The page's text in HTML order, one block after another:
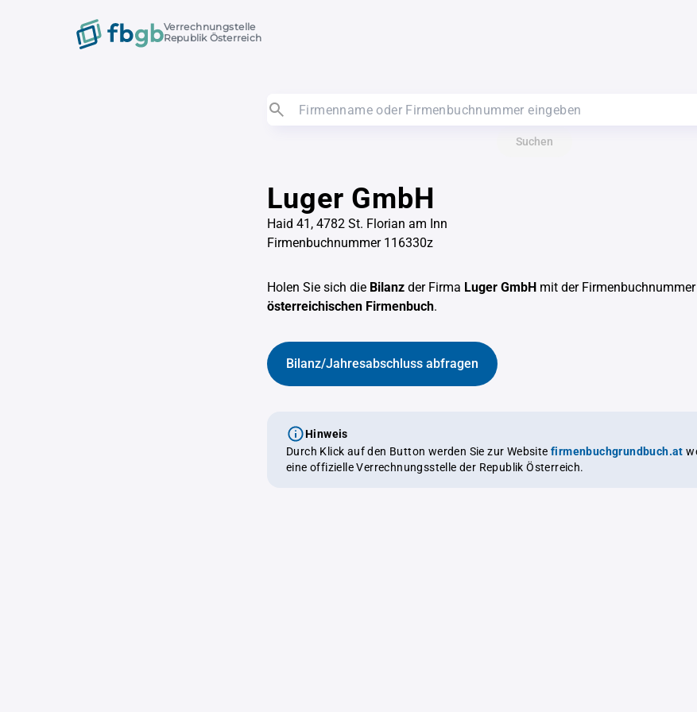
Verrechnungstelle
Republik Österreich
Suchen
Luger GmbH
Haid 41, 4782 St. Florian am Inn
Firmenbuchnummer 116330z
Holen Sie sich die Bilanz der Firma Luger GmbH mit der Firmenbuchnummer
österreichischen Firmenbuch.
Bilanz/Jahresabschluss abfragen
Hinweis
Durch Klick auf den Button werden Sie zur Website firmenbuchgrundbuch.at weitergeleitet,
eine offizielle Verrechnungsstelle der Republik Österreich.